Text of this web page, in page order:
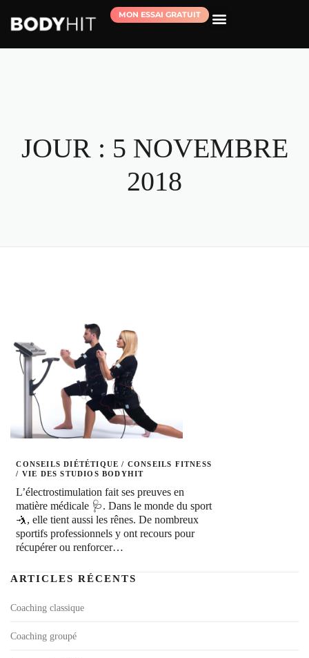
MON ESSAI GRATUIT
JOUR : 5 NOVEMBRE
2018
CONSEILS DIÉTÉTIQUE / CONSEILS FITNESS
/ VIE DES STUDIOS BODYHIT
L’électrostimulation fait ses preuves en
matière médicale 🩺. Dans le monde du sport
🤺, elle tient aussi les rênes. De nombreux
sportifs professionnels y ont recours pour
récupérer ou renforcer…
ARTICLES RÉCENTS
Coaching classique
Coaching groupé